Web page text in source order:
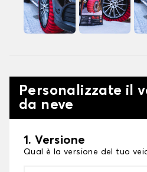
Personalizzate il
da neve
1. Versione
Qual è la versione del tuo